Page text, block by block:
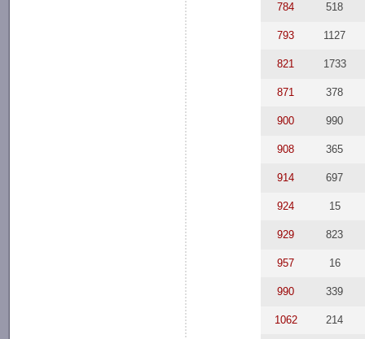
784 518
793 1127
821 1733
871 378
900 990
908 365
914 697
924 15
929 823
957 16
990 339
1062 214